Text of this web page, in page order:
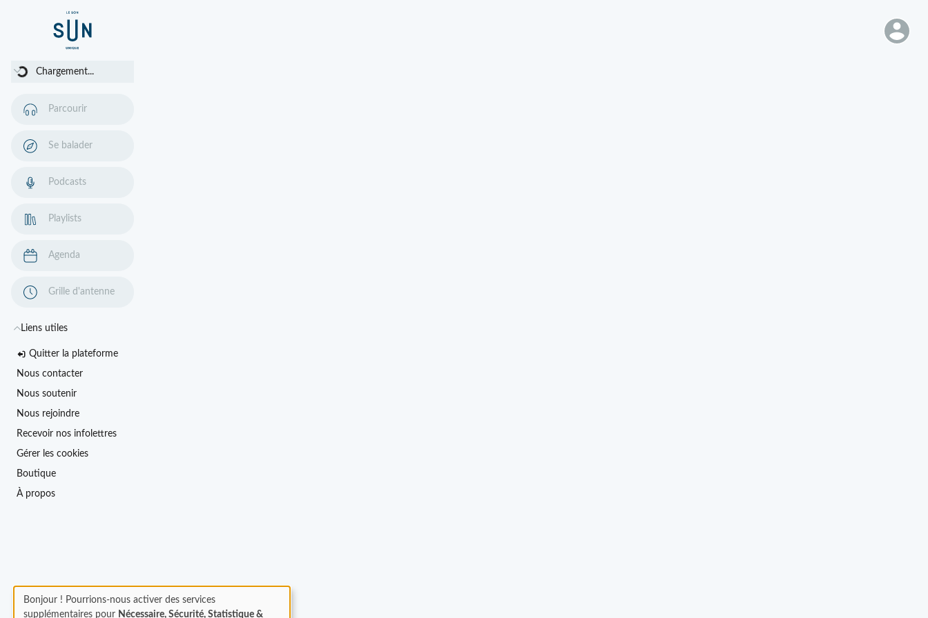
Chargement...
Parcourir
Se balader
Podcasts
Playlists
Agenda
Grille d'antenne
Liens utiles
Quitter la plateforme
Nous contacter
Nous soutenir
Nous rejoindre
Recevoir nos infolettres
Gérer les cookies
Boutique
À propos
Bonjour ! Pourrions-nous activer des services
supplémentaires pour Nécessaire, Sécurité, Statistique &